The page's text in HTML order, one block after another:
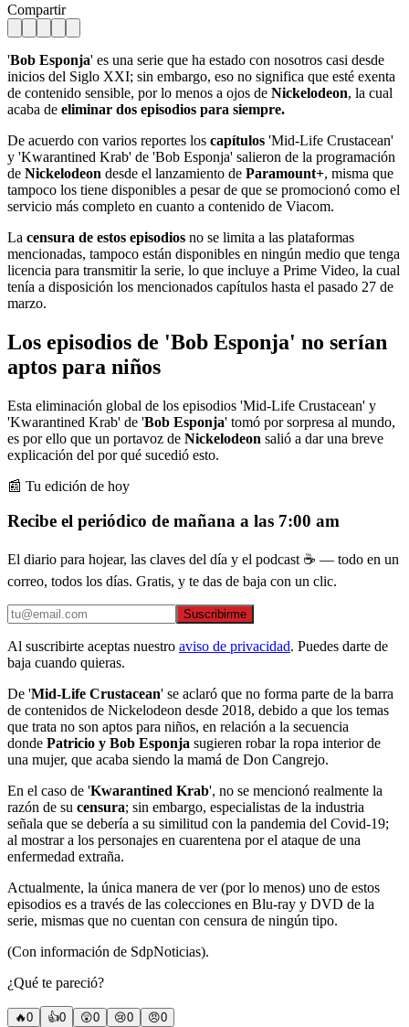
Compartir
'Bob Esponja' es una serie que ha estado con nosotros casi desde
inicios del Siglo XXI; sin embargo, eso no significa que esté exenta
de contenido sensible, por lo menos a ojos de Nickelodeon, la cual
acaba de eliminar dos episodios para siempre.
De acuerdo con varios reportes los capítulos 'Mid-Life Crustacean'
y 'Kwarantined Krab' de 'Bob Esponja' salieron de la programación
de Nickelodeon desde el lanzamiento de Paramount+, misma que
tampoco los tiene disponibles a pesar de que se promocionó como el
servicio más completo en cuanto a contenido de Viacom.
La censura de estos episodios no se limita a las plataformas
mencionadas, tampoco están disponibles en ningún medio que tenga
licencia para transmitir la serie, lo que incluye a Prime Video, la cual
tenía a disposición los mencionados capítulos hasta el pasado 27 de
marzo.
Los episodios de 'Bob Esponja' no serían
aptos para niños
Esta eliminación global de los episodios 'Mid-Life Crustacean' y
'Kwarantined Krab' de 'Bob Esponja' tomó por sorpresa al mundo,
es por ello que un portavoz de Nickelodeon salió a dar una breve
explicación del por qué sucedió esto.
📰 Tu edición de hoy
Recibe el periódico de mañana a las 7:00 am
El diario para hojear, las claves del día y el podcast ☕ — todo en un
correo, todos los días. Gratis, y te das de baja con un clic.
Suscribirme
Al suscribirte aceptas nuestro aviso de privacidad. Puedes darte de
baja cuando quieras.
De 'Mid-Life Crustacean' se aclaró que no forma parte de la barra
de contenidos de Nickelodeon desde 2018, debido a que los temas
que trata no son aptos para niños, en relación a la secuencia
donde Patricio y Bob Esponja sugieren robar la ropa interior de
una mujer, que acaba siendo la mamá de Don Cangrejo.
En el caso de 'Kwarantined Krab', no se mencionó realmente la
razón de su censura; sin embargo, especialistas de la industria
señala que se debería a su similitud con la pandemia del Covid-19;
al mostrar a los personajes en cuarentena por el ataque de una
enfermedad extraña.
Actualmente, la única manera de ver (por lo menos) uno de estos
episodios es a través de las colecciones en Blu-ray y DVD de la
serie, mismas que no cuentan con censura de ningún tipo.
(Con información de SdpNoticias).
¿Qué te pareció?
🔥0 👍0 😲0 😢0 😠0